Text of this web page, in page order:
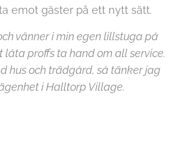
emot gäster på ett nytt sätt.
vänner i min egen lillstuga på
proffs ta hand om all service.
hus och trädgård, så tänker jag
i Halltorp Village.